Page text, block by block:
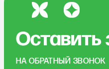
Оставить
НА ОБРАТНЫЙ ЗВОНОК